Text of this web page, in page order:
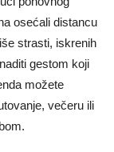
osećali distancu
strasti, iskrenih
gestom koji
možete
večeru ili